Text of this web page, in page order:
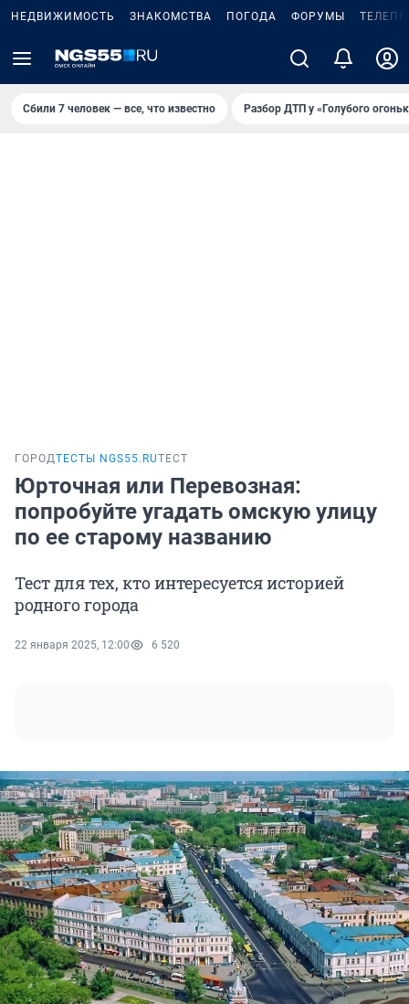
НЕДВИЖИМОСТЬ ЗНАКОМСТВА ПОГОДА ФОРУМЫ
Сбили 7 человек — все, что известно Разбор ДТП у «Голубого
ГОРОДТЕСТЫ NGS55.RUТЕСТ
Юрточная или Перевозная:
попробуйте угадать омскую улицу
по ее старому названию
Тест для тех, кто интересуется историей
родного города
22 января 2025, 12:00 6 520